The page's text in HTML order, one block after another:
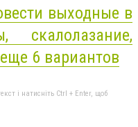
выходные в
скалолазание,
6 вариантов
і натисніть Ctrl + Enter, щоб